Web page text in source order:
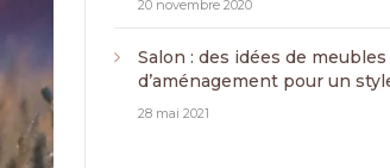
20 novembre 2020
Salon : des idées de
d’aménagement pour un
chic
28 mai 2021